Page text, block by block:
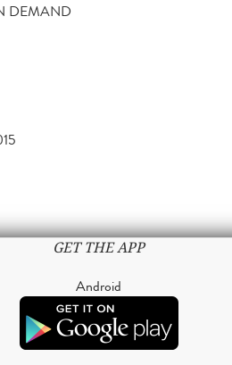
DEMAND
GET THE APP
Android